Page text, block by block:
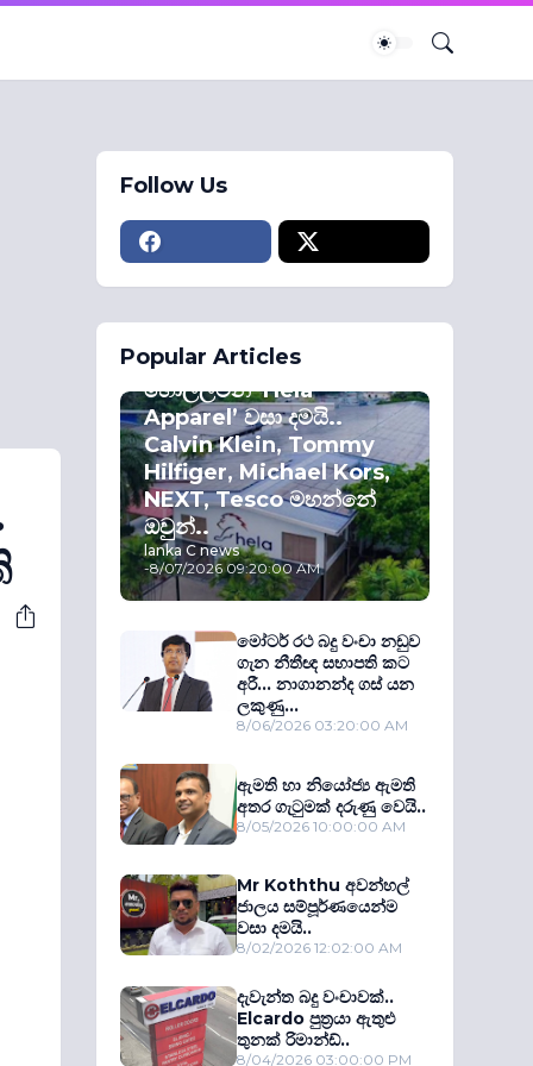
Follow Us
Popular Articles
කොළඹ කොටස්
හොල්ලමින් ‘Hela
Apparel’ වසා දමයි..
Calvin Klein, Tommy
Hilfiger, Michael Kors,
NEXT, Tesco මහන්නේ
ඔවුන්..
lanka C news
-8/07/2026 09:20:00 AM
මෝටර් රථ බදු වංචා නඩුව
ගැන නීතීඥ සභාපති කට
අරී... නාගානන්ද ගස් යන
ලකුණු...
8/06/2026 03:20:00 AM
ඇමති හා නියෝජ්‍ය ඇමති
අතර ගැටුමක් දරුණු වෙයි..
8/05/2026 10:00:00 AM
Mr Koththu අවන්හල්
ජාලය සම්පූර්ණයෙන්ම
වසා දමයි..
8/02/2026 12:02:00 AM
දැවැන්ත බදු වංචාවක්..
Elcardo පුත‍්‍රයා ඇතුළු
තුනක් රිමාන්ඩ්..
8/04/2026 03:00:00 PM